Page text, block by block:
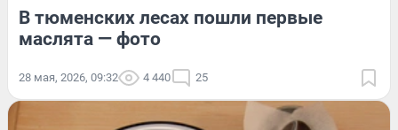
В тюменских лесах пошли первые
маслята — фото
28 мая, 2026, 09:32 4 440 25